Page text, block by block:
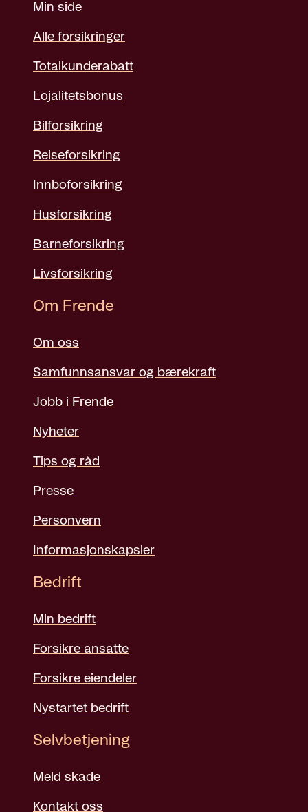
Min side
Alle forsikringer
Totalkunderabatt
Lojalitetsbonus
Bilforsikring
Reiseforsikring
Innboforsikring
Husforsikring
Barneforsikring
Livsforsikring
Om Frende
Om oss
Samfunnsansvar og bærekraft
Jobb i Frende
Nyheter
Tips og råd
Presse
Personvern
Informasjonskapsler
Bedrift
Min bedrift
Forsikre ansatte
Forsikre eiendeler
Nystartet bedrift
Selvbetjening
Meld skade
Kontakt oss